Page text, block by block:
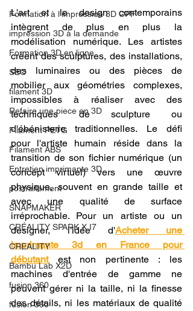
Formation à l'impression 3D CPF
impression 3D à la demande
Formation 3D en ligne.
SEO
filament 3D
Refaire une piece en 3D
Filament PETG
Filament ABS
Entretien imprimante 3D
postraitement
SNAPMAKER
CRÉALITY SPARK X I7
CREALITY
Bambu Lab X2D
fusion 360
fusion 360
L'art et le design contemporains
intègrent de plus en plus la
modélisation numérique. Les artistes
créent des sculptures, des installations,
des luminaires ou des pièces de
mobilier aux géométries complexes,
impossibles à réaliser avec des
techniques de sculpture ou
d'ébénisterie traditionnelles. Le défi
pour l'artiste humain réside dans la
transition de son fichier numérique (un
concept virtuel) vers une œuvre
physique, souvent en grande taille et
avec une qualité de surface
irréprochable. Pour un artiste ou un
designer, l'idée d'Acheter une
imprimante 3d en France pour
débutant est non pertinente : les
machines d'entrée de gamme ne
peuvent gérer ni la taille, ni la finesse
des détails, ni les matériaux de qualité